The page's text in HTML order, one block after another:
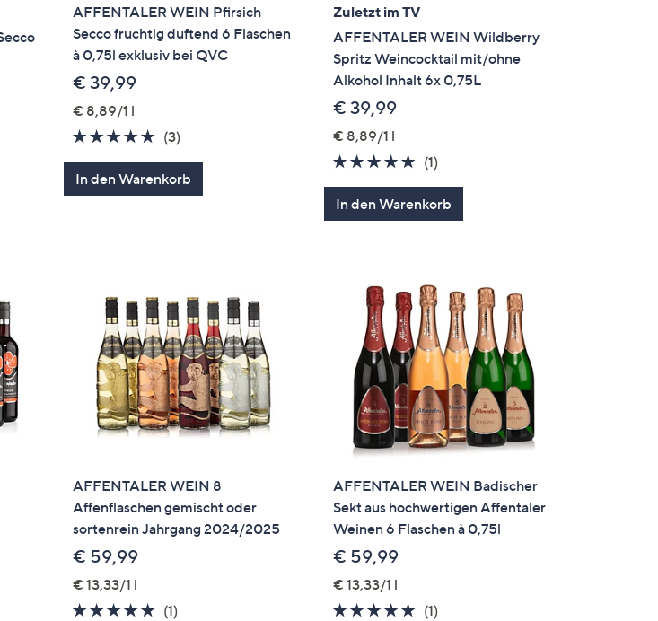
AFFENTALER WEIN Pfirsich
Secco fruchtig duftend 6 Flaschen
à 0,75l exklusiv bei QVC
€ 39,99
€ 8,89/1 l
5.0
5
(3)
In den Warenkorb
Zuletzt im TV
AFFENTALER WEIN Wildberry
Spritz Weincocktail mit/ohne
Alkohol Inhalt 6x 0,75L
€ 39,99
€ 8,89/1 l
5.0
5
(1)
In den Warenkorb
AFFENTALER WEIN 8
Affenflaschen gemischt oder
sortenrein Jahrgang 2024/2025
€ 59,99
€ 13,33/1 l
5.0
(1)
AFFENTALER WEIN Badischer
Sekt aus hochwertigen Affentaler
Weinen 6 Flaschen à 0,75l
€ 59,99
€ 13,33/1 l
5.0
(1)